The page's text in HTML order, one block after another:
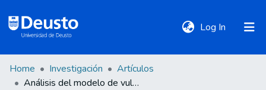
Log In (current)
DeustoTeka
Home Investigación
Artículos
Análisis del modelo de vulnerabilidad para la toma de decisiones en el ámbito de los cuidados de las personas mayores